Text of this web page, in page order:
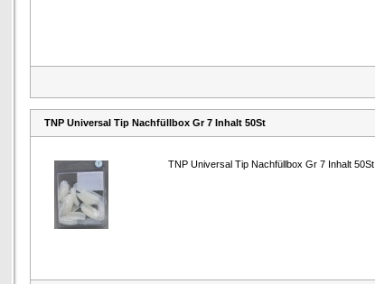
TNP Universal Tip Nachfüllbox Gr 7 Inhalt 50St
TNP Universal Tip Nachfüllbox Gr 7 Inhalt 50St